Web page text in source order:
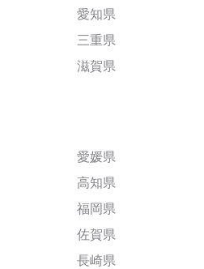
愛知県
三重県
滋賀県
愛媛県
高知県
福岡県
佐賀県
長崎県